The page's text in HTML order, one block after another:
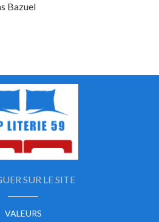
Bazuel
SUR LE SITE
VALEURS